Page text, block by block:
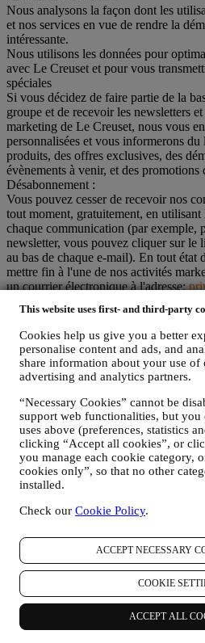
This website uses first- and third-party
Cookies help us give you a better
personalise content and ads, and
share information about your use of
advertising and analytics partners.
“Necessary Cookies” cannot be
support web functionalities, but you
uses above (preferences, statistics
clicking “Accept all cookies”, or
you manage each cookie category,
cookies only”, so that no other
installed.
Check our Cookie Policy.
ACCEPT NECESSARY
COOKIE
ACCEPT ALL
Nous analysons la façon dont les
et nos services en vue de rendre la
intéressante.
Nous utilisons les données pour
avec Le Creuset et pour vous
spéciales
Si vous décidez de faire partie de la
groupe et de recevoir les newsletters
marketing de Le Creuset, nous vous
personnalisées et vous informerons
produits, des offres exclusives, des
évènements à venir, et des promotions
Désabonnement :
Vous pouvez cesser de recevoir nos
tout moment, gratuitement, en utilisant
chaque communication (par exemple,
newsletter, vous pouvez cliquer sur le
au bas de chaque e-mail). En tout état
mettre fin à l'une de nos activités
un courrier électronique à l'adresse:
certaines circonstances, il se peut que
communications supplémentaires
soit complètement traitée.
C’est vous qui contrôlez vos données
N'oubliez pas que vous avez le
garantissons de ne jamais transmettre
organisations tierces à des fins
Pour toute information ou pour
protection de la vie privée, vous
l'adresse:privacy@lecreuset.compour
problème et nous vous répondrons
Avis Intégral de Protection des
Le Creuset s’engage à protéger vos
respecter votre vie privée, la présente
conformité avec la législation UE
données (y compris la
données 2016/679 de l’Union
protection des données qui s’applique
territoire ou dans votre région (les